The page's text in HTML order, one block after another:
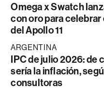
Omega x Swatch
con oro para celebrar
del Apollo 11
ARGENTINA
IPC de julio 2026: de
sería la inflación,
consultoras